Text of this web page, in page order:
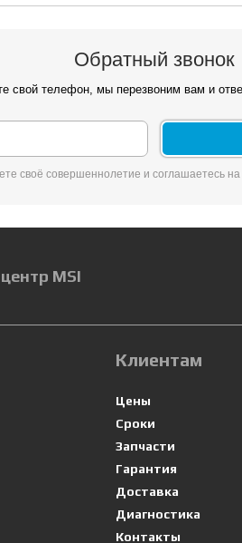
Обратный звонок
свой телефон, мы перезвоним вам и
своё совершеннолетие и соглашаетесь
MSI
Клиентам
Цены
Сроки
Запчасти
Гарантия
Доставка
Диагностика
Контакты